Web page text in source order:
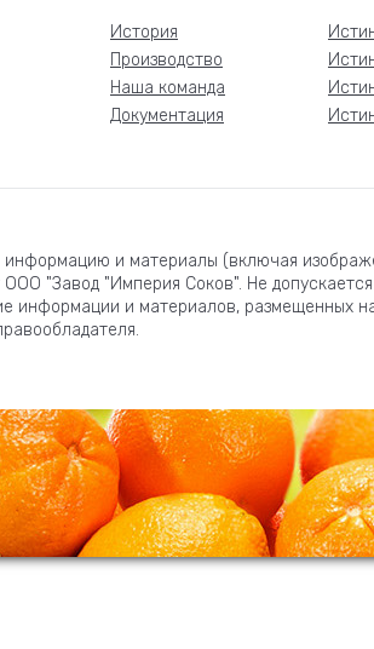
История
Производство
Наша команда
Документация
информацию и материалы (включая
"Завод "Империя Соков". Не
информации и материалов, размещенных